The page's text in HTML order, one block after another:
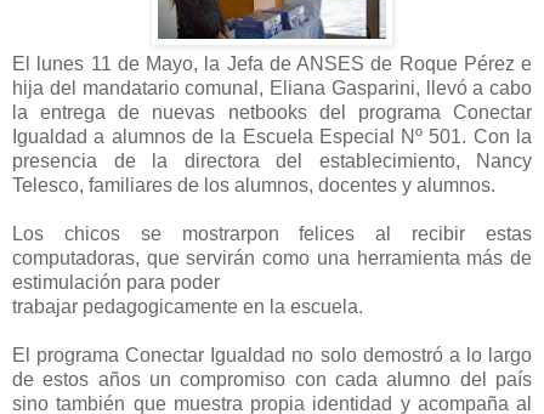
El lunes 11 de Mayo, la Jefa de ANSES de Roque Pérez e
hija del mandatario comunal, Eliana Gasparini, llevó a cabo
la entrega de nuevas netbooks del programa Conectar
Igualdad a alumnos de la Escuela Especial Nº 501. Con la
presencia de la directora del establecimiento, Nancy
Telesco, familiares de los alumnos, docentes y alumnos.
Los chicos se mostrarpon felices al recibir estas
computadoras, que servirán como una herramienta más de
estimulación para poder
trabajar pedagogicamente en la escuela.
El programa Conectar Igualdad no solo demostró a lo largo
de estos años un compromiso con cada alumno del país
sino también que muestra propia identidad y acompaña al